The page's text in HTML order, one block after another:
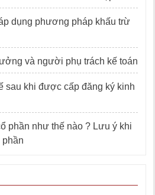
dụng phương pháp khấu trừ
và người phụ trách kế toán
sau khi được cấp đăng ký kinh
phần như thế nào ? Lưu ý khi
phần